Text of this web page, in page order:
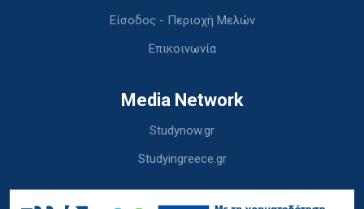
Είσοδος - Περιοχή Μελών
Επικοινωνία
Media Network
Studynow.gr
Studyingreece.gr